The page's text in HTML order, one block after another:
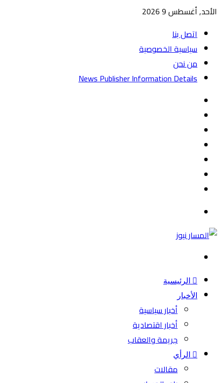
الأحد, أغسطس 9 2026
اتصل بنا
سياسية الخصوصية
من نحن
News Publisher Information Details
الرئيسية
الأخبار
أخبار سياسية
أخبار اقتصادية
جريمة والعقاب
الرأي
مقالات